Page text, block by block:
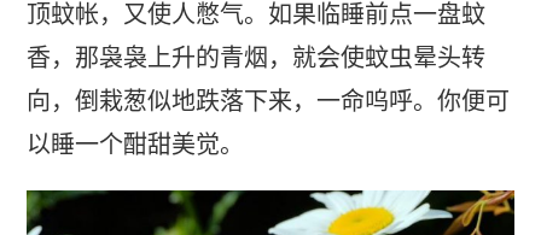
顶蚊帐，又使人憋气。如果临睡前点一盘蚊
香，那袅袅上升的青烟，就会使蚊虫晕头转
向，倒栽葱似地跌落下来，一命呜呼。你便可
以睡一个酣甜美觉。